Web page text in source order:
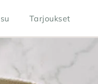
Tarjoukset